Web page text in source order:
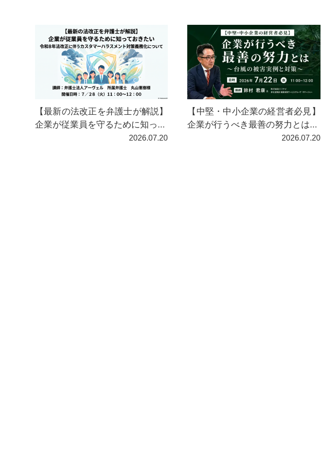
【最新の法改正を弁護士が解説】
企業が従業員を守るために知っ...
2026.07.20
【中堅・中小企業の経営者必見】
企業が行うべき最善の努力とは...
2026.07.20